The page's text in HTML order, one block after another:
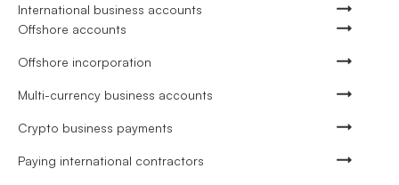
International business accounts
Offshore accounts
Offshore incorporation
Multi-currency business accounts
Crypto business payments
Paying international contractors